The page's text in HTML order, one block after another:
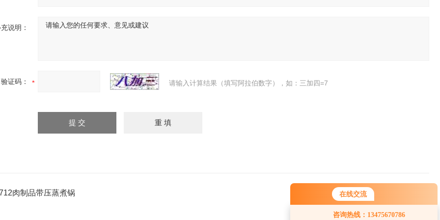
在线交流
咨询热线：13475670786
说明：
验证码： 请输入计算结果（填写阿拉伯数字），如：三加四=7
肉制品带压蒸煮锅 下一篇：0405马口铁罐头杀菌锅